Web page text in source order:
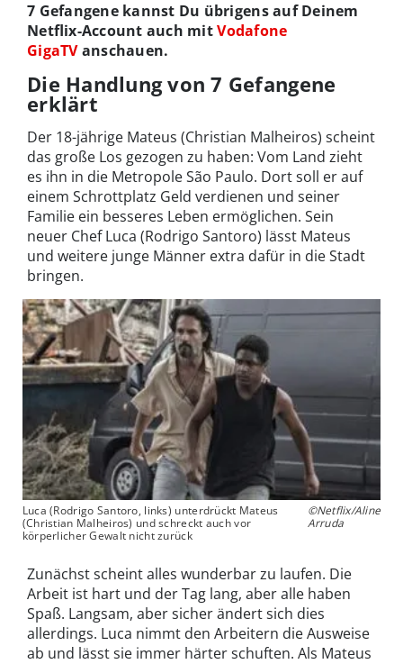
7 Gefangene kannst Du übrigens auf Deinem
Netflix-Account auch mitVodafone
GigaTVanschauen.
Die Handlung von 7 Gefangene
erklärt
Der 18-jährige Mateus (Christian Malheiros) scheint
das große Los gezogen zu haben: Vom Land zieht
es ihn in die Metropole São Paulo. Dort soll er auf
einem Schrottplatz Geld verdienen und seiner
Familie ein besseres Leben ermöglichen. Sein
neuer Chef Luca (Rodrigo Santoro) lässt Mateus
und weitere junge Männer extra dafür in die Stadt
bringen.
Luca (Rodrigo Santoro, links) unterdrückt Mateus
(Christian Malheiros) und schreckt auch vor
körperlicher Gewalt nicht zurück
©Netflix/Aline
Arruda
Zunächst scheint alles wunderbar zu laufen. Die
Arbeit ist hart und der Tag lang, aber alle haben
Spaß. Langsam, aber sicher ändert sich dies
allerdings. Luca nimmt den Arbeitern die Ausweise
ab und lässt sie immer härter schuften. Als Mateus